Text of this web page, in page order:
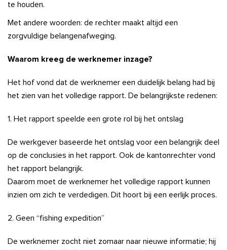
te houden.
Met andere woorden: de rechter maakt altijd een
zorgvuldige belangenafweging.
Waarom kreeg de werknemer inzage?
Het hof vond dat de werknemer een duidelijk belang had bij
het zien van het volledige rapport. De belangrijkste redenen:
1. Het rapport speelde een grote rol bij het ontslag
De werkgever baseerde het ontslag voor een belangrijk deel
op de conclusies in het rapport. Ook de kantonrechter vond
het rapport belangrijk.
Daarom moet de werknemer het volledige rapport kunnen
inzien om zich te verdedigen. Dit hoort bij een eerlijk proces.
2. Geen “fishing expedition”
De werknemer zocht niet zomaar naar nieuwe informatie; hij